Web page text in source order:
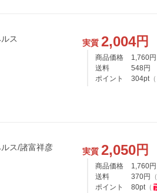
ス 実質 2,004円
商品価格 1,760円
送料
548 円
ポイント
304pt（
ス/諸富祥彦 実質 2,050円
商品価格 1,760円
送料
370円 （
ポイント
80pt（